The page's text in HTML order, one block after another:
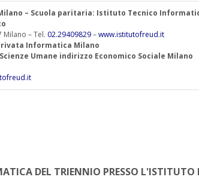
– Scuola paritaria: Istituto Tecnico
Milano – Tel. 02.29409829–www.istitutofreud.it
Informatica Milano
Umane indirizzo Economico Sociale Milano
DEL TRIENNIO PRESSO L'ISTITUTO